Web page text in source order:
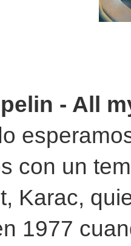
- All
con un
Karac,
1977